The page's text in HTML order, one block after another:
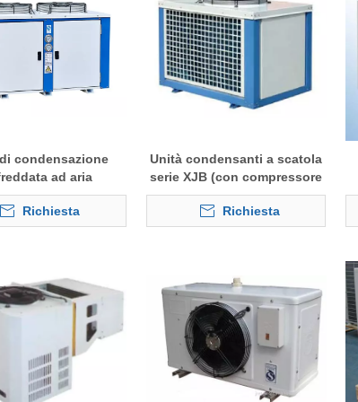
condensazione
ad aria
R22 utilizzata per
frigorifere
Richiesta
Unità condensanti a scatola
serie XJB (con compressore
Bitzer)
Richiesta